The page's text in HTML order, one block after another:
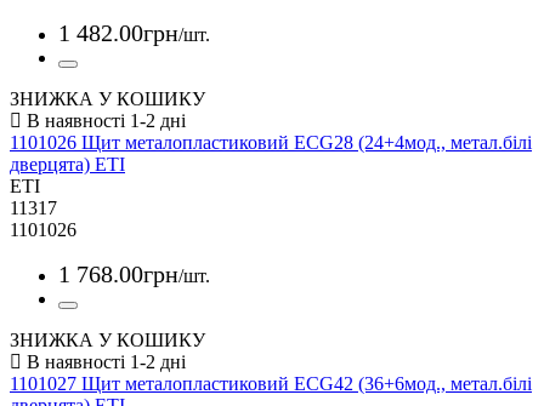
1 482.00грн/шт.
ЗНИЖКА У КОШИКУ
1101026 Щит металопластиковий ECG28 (24+4мод., метал.білі
дверцята) ETI
ETI
11317
1101026
1 768.00грн/шт.
ЗНИЖКА У КОШИКУ
1101027 Щит металопластиковий ECG42 (36+6мод., метал.білі